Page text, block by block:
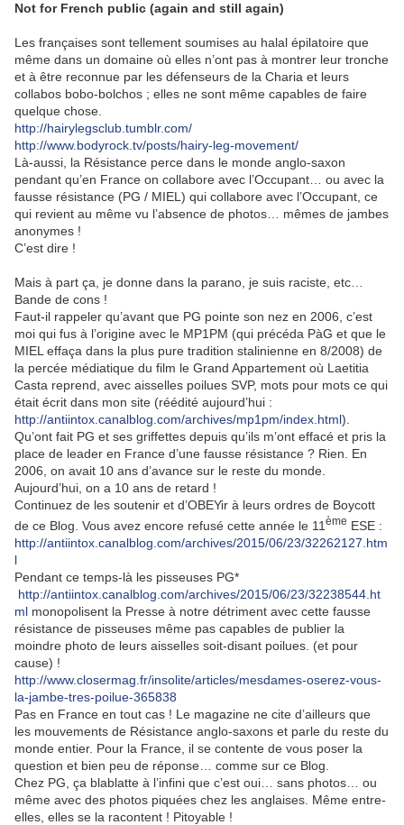
Not for French public (again and still again)
Les françaises sont tellement soumises au halal épilatoire que
même dans un domaine où elles n’ont pas à montrer leur tronche
et à être reconnue par les défenseurs de la Charia et leurs
collabos bobo-bolchos ; elles ne sont même capables de faire
quelque chose.
http://hairylegsclub.tumblr.com/
http://www.bodyrock.tv/posts/hairy-leg-movement/
Là-aussi, la Résistance perce dans le monde anglo-saxon
pendant qu’en France on collabore avec l’Occupant… ou avec la
fausse résistance (PG / MIEL) qui collabore avec l’Occupant, ce
qui revient au même vu l’absence de photos… mêmes de jambes
anonymes !
C’est dire !
Mais à part ça, je donne dans la parano, je suis raciste, etc…
Bande de cons !
Faut-il rappeler qu’avant que PG pointe son nez en 2006, c’est
moi qui fus à l’origine avec le MP1PM (qui précéda PàG et que le
MIEL effaça dans la plus pure tradition stalinienne en 8/2008) de
la percée médiatique du film le Grand Appartement où Laetitia
Casta reprend, avec aisselles poilues SVP, mots pour mots ce qui
était écrit dans mon site (réédité aujourd’hui :
http://antiintox.canalblog.com/archives/mp1pm/index.html).
Qu’ont fait PG et ses griffettes depuis qu’ils m’ont effacé et pris la
place de leader en France d’une fausse résistance ? Rien. En
2006, on avait 10 ans d’avance sur le reste du monde.
Aujourd’hui, on a 10 ans de retard !
Continuez de les soutenir et d’OBEYir à leurs ordres de Boycott
de ce Blog. Vous avez encore refusé cette année le 11 ème ESE :
http://antiintox.canalblog.com/archives/2015/06/23/32262127.htm
l
Pendant ce temps-là les pisseuses PG*
http://antiintox.canalblog.com/archives/2015/06/23/32238544.ht
ml monopolisent la Presse à notre détriment avec cette fausse
résistance de pisseuses même pas capables de publier la
moindre photo de leurs aisselles soit-disant poilues. (et pour
cause) !
http://www.closermag.fr/insolite/articles/mesdames-oserez-vous-
la-jambe-tres-poilue-365838
Pas en France en tout cas ! Le magazine ne cite d’ailleurs que
les mouvements de Résistance anglo-saxons et parle du reste du
monde entier. Pour la France, il se contente de vous poser la
question et bien peu de réponse… comme sur ce Blog.
Chez PG, ça blablatte à l’infini que c’est oui… sans photos… ou
même avec des photos piquées chez les anglaises. Même entre-
elles, elles se la racontent ! Pitoyable !